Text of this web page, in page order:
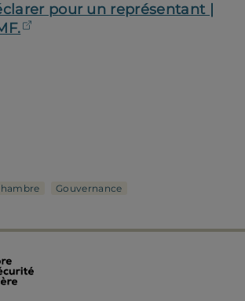
pour un représentant |
Gouvernance